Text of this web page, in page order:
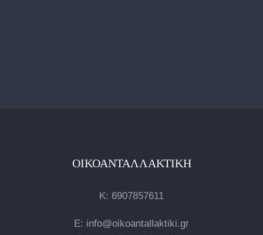
ΟΙΚΟΑΝΤΑΛΛΑΚΤΙΚΉ
Κ: 6907857611
E: info@oikoantallaktiki.gr